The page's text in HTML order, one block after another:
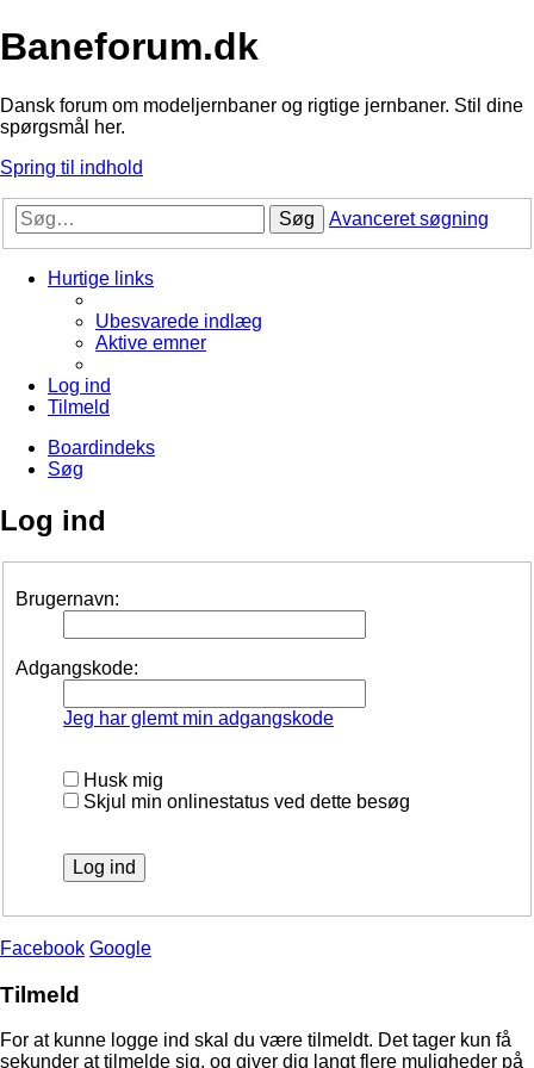
Baneforum.dk
Dansk forum om modeljernbaner og rigtige jernbaner. Stil dine
spørgsmål her.
Spring til indhold
Søg Avanceret søgning
Hurtige links
Ubesvarede indlæg
Aktive emner
Log ind
Tilmeld
Boardindeks
Søg
Log ind
Brugernavn:
Adgangskode:
Jeg har glemt min adgangskode
Husk mig
Skjul min onlinestatus ved dette besøg
Facebook Google
Tilmeld
For at kunne logge ind skal du være tilmeldt. Det tager kun få
sekunder at tilmelde sig, og giver dig langt flere muligheder på